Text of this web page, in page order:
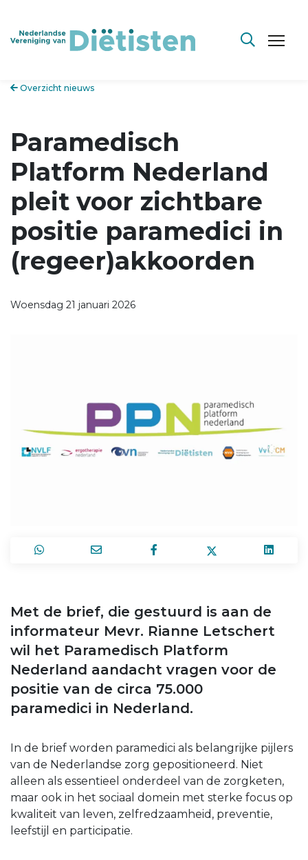
Overzicht nieuws
Paramedisch
Platform Nederland
pleit voor zichtbare
positie paramedici in
(regeer)akkoorden
Woensdag 21 januari 2026
Met de brief, die gestuurd is aan de
informateur Mevr. Rianne Letschert
wil het Paramedisch Platform
Nederland aandacht vragen voor de
positie van de circa 75.000
paramedici in Nederland.
In de brief worden paramedici als belangrijke pijlers
van de Nederlandse zorg gepositioneerd. Niet
alleen als essentieel onderdeel van de zorgketen,
maar ook in het sociaal domein met sterke focus op
kwaliteit van leven, zelfredzaamheid, preventie,
leefstijl en participatie.